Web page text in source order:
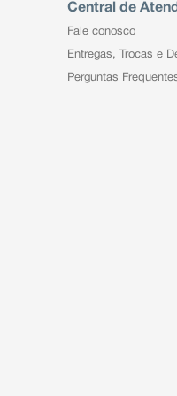
Central de
Fale conosco
Entregas, Trocas e
Perguntas